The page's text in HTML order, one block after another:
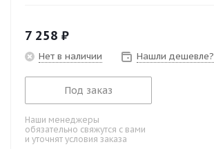
7 258 ₽
Нет в наличии Нашли дешевле?
Под заказ
Наши менеджеры
обязательно свяжутся с вами
и уточнят условия заказа